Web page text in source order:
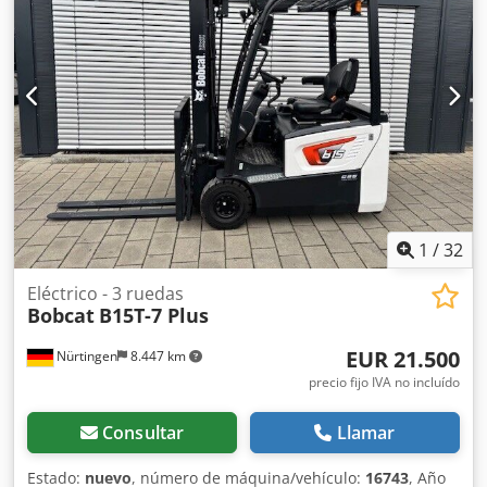
1 /32
Nürtingen 8.447 km
Eléctrico - 3 ruedas
Bobcat B15T-7 Plus
EUR 21.500
precio fijo IVA no incluído
Consultar Llamar
Estado: nuevo, número de máquina/vehículo: 16743, Año